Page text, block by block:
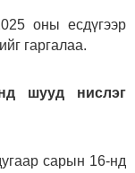
оны есдүгээр
гаргалаа.
шууд нислэг
сарын 16-нд